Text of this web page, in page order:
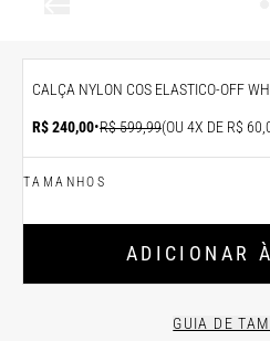
CALÇA NYLON COS ELASTICO-OFF
R$ 240,00•R$ 599,99(OU 4X DE R$
TAMANHOS
ADICIONAR
GUIA DE